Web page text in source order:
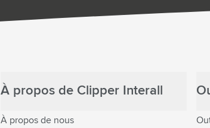
À propos de Clipper Interall
À propos de nous